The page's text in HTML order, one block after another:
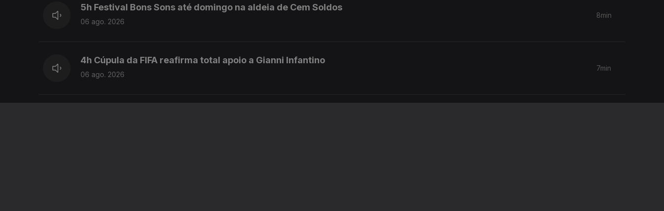
5h Festival Bons Sons até domingo na aldeia de Cem Soldos
06 ago. 2026
8min
4h Cúpula da FIFA reafirma total apoio a Gianni Infantino
06 ago. 2026
7min